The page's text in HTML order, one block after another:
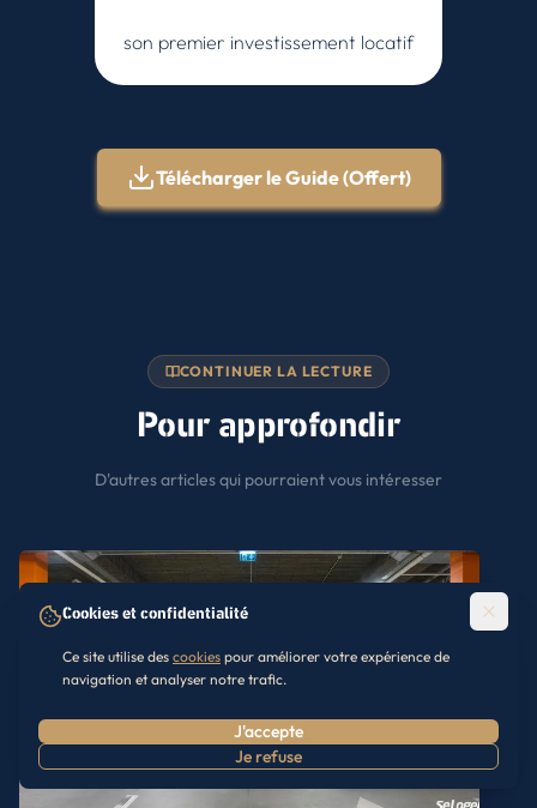
Prendre RDV
son premier investissement locatif
Télécharger le Guide (Offert)
CONTINUER LA LECTURE
Pour approfondir
D'autres articles qui pourraient vous intéresser
Cookies et confidentialité
Ce site utilise des cookies pour améliorer votre expérience de
navigation et analyser notre trafic.
J'accepte
Je refuse